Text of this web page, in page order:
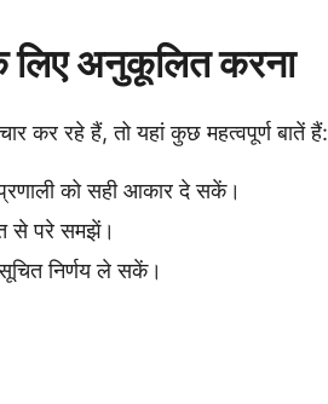
लिए अनुकूलित करना
कर रहे हैं, तो यहां कुछ महत्वपूर्ण बातें हैं:
को सही आकार दे सकें।
से परे समझें।
निर्णय ले सकें।